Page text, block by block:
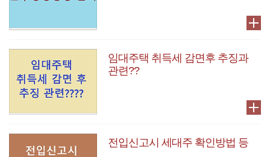
임대주택 취득세 감면후 추징과
관련??
전입신고시 세대주 확인방법 등